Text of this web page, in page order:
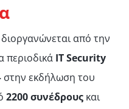
από την
περιοδικά ITSecurity
στην εκδήλωση του
2200 συνέδρους και